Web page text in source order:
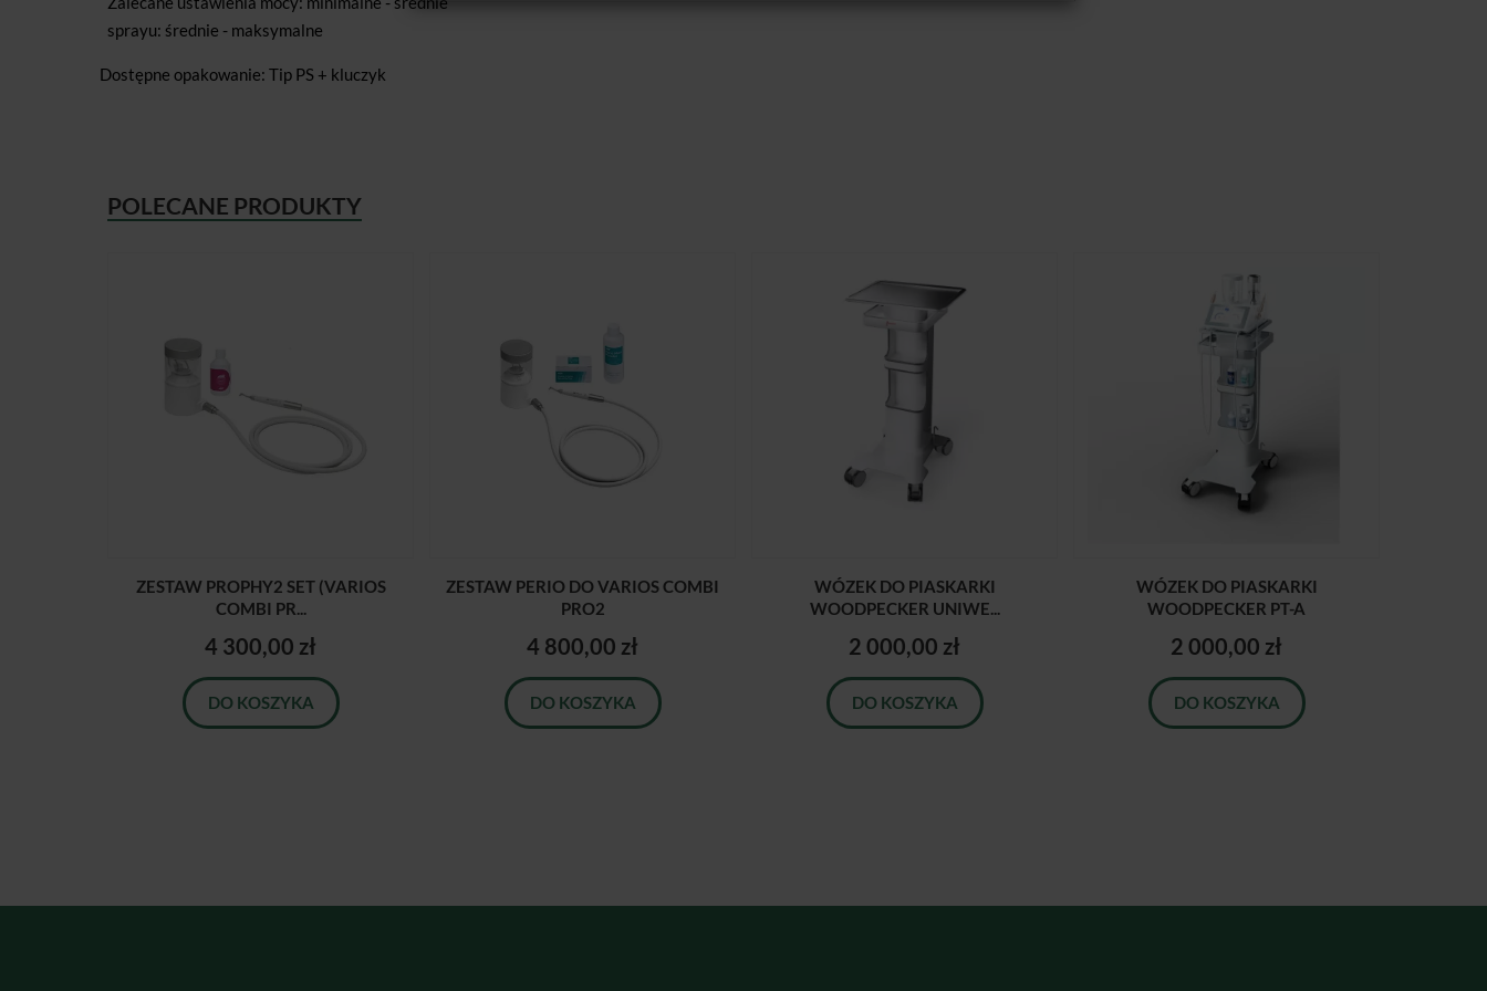
sprayu: średnie - maksymalne
Dostępne opakowanie: Tip PS + kluczyk
POLECANE PRODUKTY
ZESTAW PROPHY2 SET (VARIOS
COMBI PR...
4 300,00 zł
DO KOSZYKA
ZESTAW PERIO DO VARIOS COMBI
PRO2
4 800,00 zł
DO KOSZYKA
WÓZEK DO PIASKARKI
WOODPECKER UNIWE...
2 000,00 zł
DO KOSZYKA
WÓZEK DO PIASKARKI
WOODPECKER PT-A
2 000,00 zł
DO KOSZYKA